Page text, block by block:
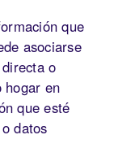
que
asociarse
o
hogar en
que esté
datos